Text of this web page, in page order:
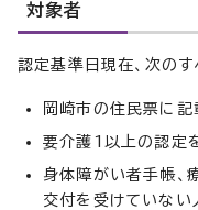
対象者
認定基準日現在、次の
岡崎市の住民票に
要介護1以上の認定
身体障がい者手帳、
交付を受けていない